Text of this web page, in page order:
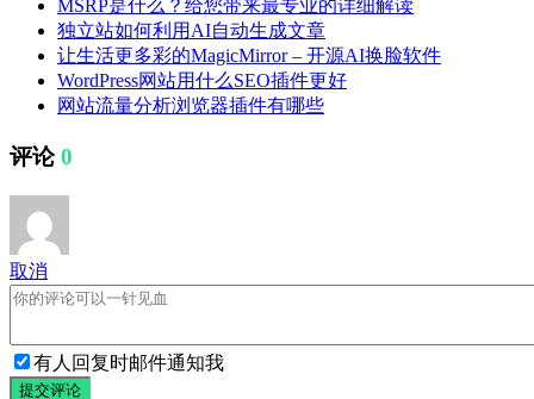
MSRP是什么？给您带来最专业的详细解读
独立站如何利用AI自动生成文章
让生活更多彩的MagicMirror – 开源AI换脸软件
WordPress网站用什么SEO插件更好
网站流量分析浏览器插件有哪些
评论0
取消
有人回复时邮件通知我
提交评论